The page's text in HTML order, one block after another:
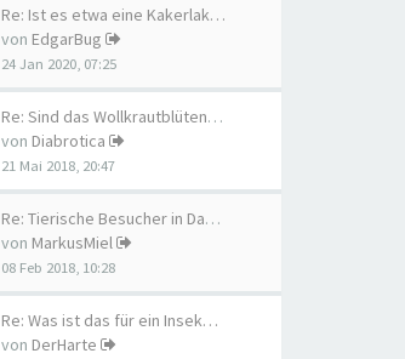
Re: Ist es etwa eine Kakerlak…
von EdgarBug
24 Jan 2020, 07:25
Re: Sind das Wollkrautblütenk…
von Diabrotica
21 Mai 2018, 20:47
Re: Tierische Besucher in Dac…
von MarkusMiel
08 Feb 2018, 10:28
Re: Was ist das für ein Insek…
von DerHarte